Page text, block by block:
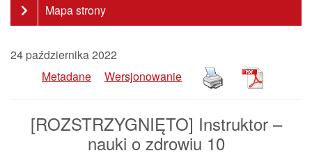
Mapa strony
24 października 2022
Metadane
Wersjonowanie
[ROZSTRZYGNIĘTO] Instruktor –
nauki o zdrowiu 10